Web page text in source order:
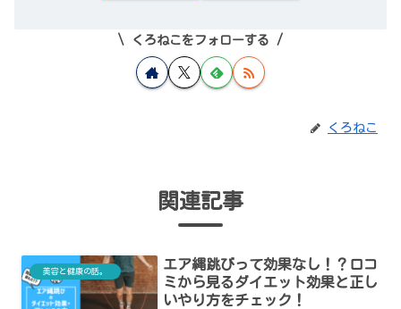
くろねこをフォローする
くろねこ
関連記事
美容と健康の話。
エア縄跳びって効果なし！？口コ
ミから見るダイエット効果と正し
いやり方をチェック！